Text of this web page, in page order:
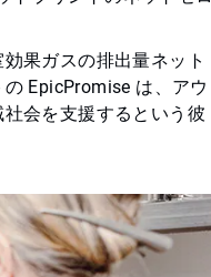
果ガスの排出量ネット
EpicPromise は、アウ
会を支援するという彼